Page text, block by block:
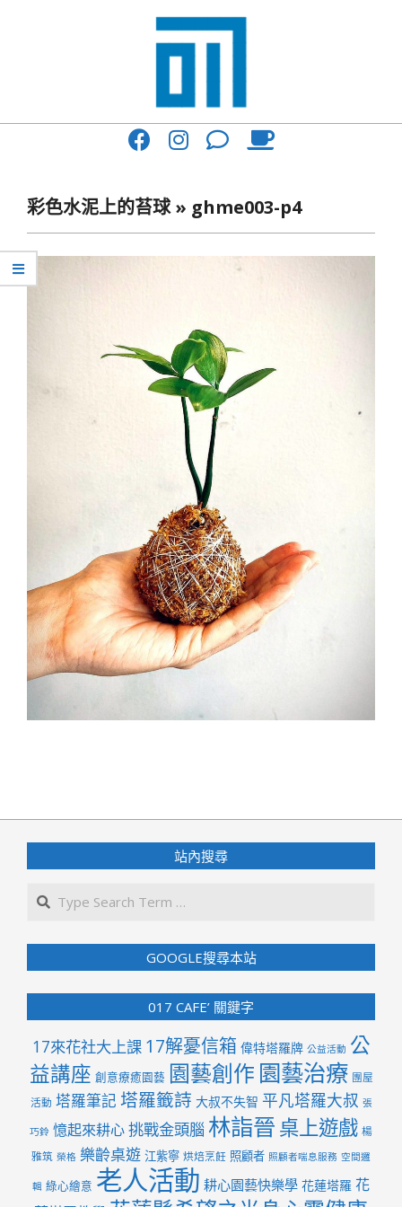
017
與
你
一
起
彩色水泥上的苔球 » ghme003-p4
07-
10
站內搜尋
GOOGLE搜尋本站
017 CAFE’ 關鍵字
17來花社大上課 17解憂信箱 偉特塔羅牌 公益活動 公
益講座 創意療癒園藝 園藝創作 園藝治療 團屋
活動 塔羅筆記 塔羅籤詩 大叔不失智 平凡塔羅大叔 張
巧鈴 憶起來耕心挑戰金頭腦 林詣晉桌上遊戲 楊
雅筑 榮格 樂齡桌遊 江紫寧 烘焙烹飪 照顧者 照顧者喘息服務 空間邏
輯 綠心繪意 老人活動 耕心園藝快樂學 花蓮塔羅 花